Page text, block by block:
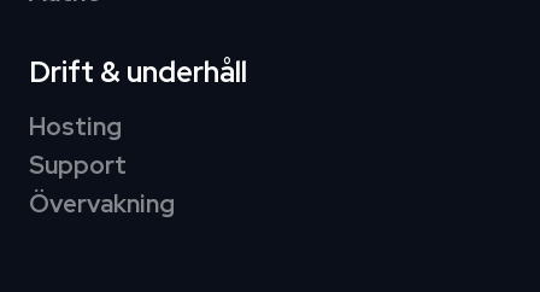
Drift & underhåll
Hosting
Support
Övervakning